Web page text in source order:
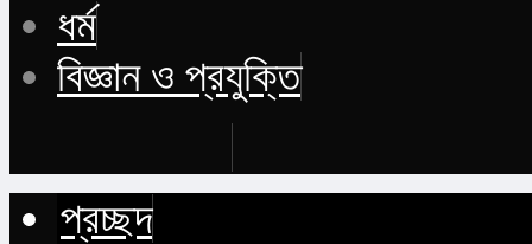
ধর্ম
বিজ্ঞান ও প্রযুক্তি
প্রচ্ছদ